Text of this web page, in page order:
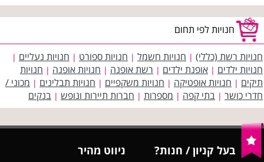
חנויות לפי תחום
חנויות רשת (כללי) | חנויות חשמל | חנויות ספורט | חנויות נעליים |
חנויות ילדים | אופנת ילדים | רשת אופנה | חנויות אופנה | חנויות
תיקים | חנויות אופטיקה | חנויות משקפיים | חנויות תבלינים | מכוני /
חדרי כושר | בתי קפה | מספרות | חברות תיירות ונופש | בנקים
בעל קניון / חנות?
ניווט מהיר